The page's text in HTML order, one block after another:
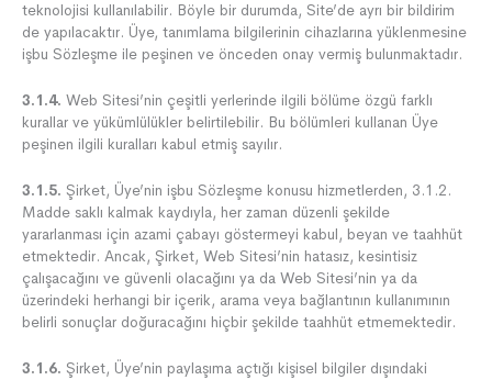
teknolojisi kullanılabilir. Böyle bir durumda, Site’de ayrı bir bildirim
de yapılacaktır. Üye, tanımlama bilgilerinin cihazlarına yüklenmesine
işbu Sözleşme ile peşinen ve önceden onay vermiş bulunmaktadır.
3.1.4. Web Sitesi’nin çeşitli yerlerinde ilgili bölüme özgü farklı
kurallar ve yükümlülükler belirtilebilir. Bu bölümleri kullanan Üye
peşinen ilgili kuralları kabul etmiş sayılır.
3.1.5. Şirket, Üye’nin işbu Sözleşme konusu hizmetlerden, 3.1.2.
Madde saklı kalmak kaydıyla, her zaman düzenli şekilde
yararlanması için azami çabayı göstermeyi kabul, beyan ve taahhüt
etmektedir. Ancak, Şirket, Web Sitesi’nin hatasız, kesintisiz
çalışacağını ve güvenli olacağını ya da Web Sitesi’nin ya da
üzerindeki herhangi bir içerik, arama veya bağlantının kullanımının
belirli sonuçlar doğuracağını hiçbir şekilde taahhüt etmemektedir.
3.1.6. Şirket, Üye’nin paylaşıma açtığı kişisel bilgiler dışındaki